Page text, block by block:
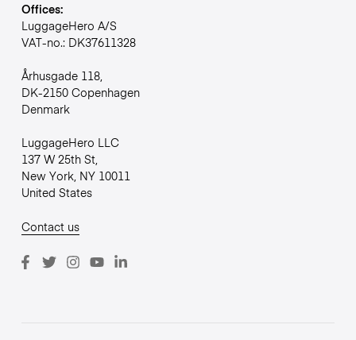
Offices:
LuggageHero A/S
VAT-no.: DK37611328
Århusgade 118,
DK-2150 Copenhagen
Denmark
LuggageHero LLC
137 W 25th St,
New York, NY 10011
United States
Contact us